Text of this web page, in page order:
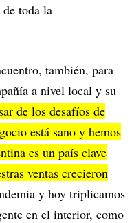
toda la
también, para
a nivel local y su
de los desafíos de
está sano y hemos
es un país clave
ventas crecieron
y hoy triplicamos
en el interior, como